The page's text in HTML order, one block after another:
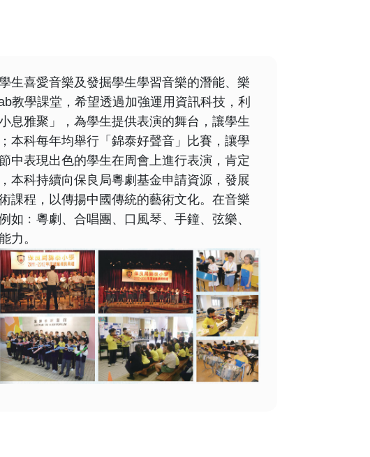
生喜愛音樂及發掘學生學習音樂的潛能、樂
教學課堂，希望透過加強運用資訊科技，利
息雅聚」，為學生提供表演的舞台，讓學生
本科每年均舉行「錦泰好聲音」比賽，讓學
中表現出色的學生在周會上進行表演，肯定
本科持續向保良局粵劇基金申請資源，發展
課程，以傳揚中國傳統的藝術文化。在音樂
﹕粵劇、合唱團、口風琴、手鐘、弦樂、
力。